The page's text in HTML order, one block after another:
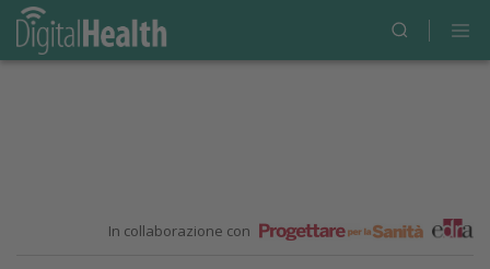
In collaborazione con